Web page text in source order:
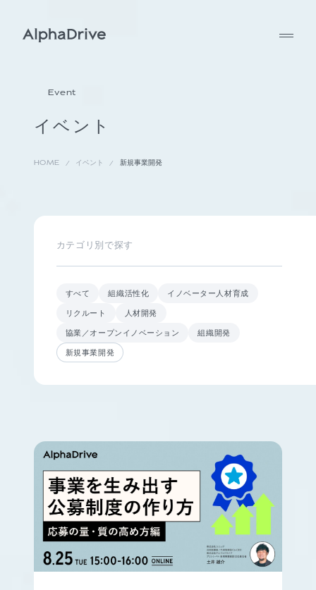
イベント
Event
HOME イベント 新規事業開発
カテゴリ別で探す
すべて 組織活性化 イノベーター人材育成
リクルート 人材開発
協業／オープンイノベーション 組織開発
新規事業開発